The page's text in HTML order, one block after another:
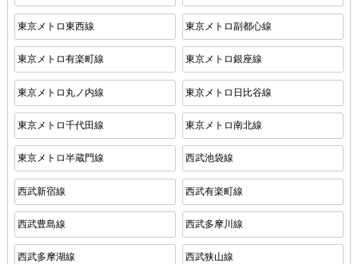
東京メトロ東西線 東京メトロ副都心線
東京メトロ有楽町線 東京メトロ銀座線
東京メトロ丸ノ内線 東京メトロ日比谷線
東京メトロ千代田線 東京メトロ南北線
東京メトロ半蔵門線 西武池袋線
西武新宿線 西武有楽町線
西武豊島線 西武多摩川線
西武多摩湖線 西武狭山線